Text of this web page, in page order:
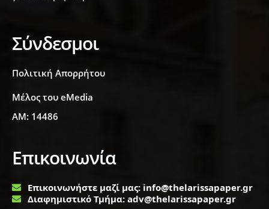
Σύνδεσμοι
Πολιτική Απορρήτου
Μέλος του eMedia
ΑΜ: 14486
Επικοινωνία
Επικοινωνήστε μαζί μας: info@thelarissapaper.gr
Διαφημιστικό Τμήμα: adv@thelarissapaper.gr